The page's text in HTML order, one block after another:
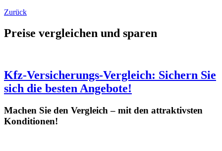
Zurück
Preise vergleichen und sparen
Kfz-Versicherungs-Vergleich: Sichern Sie
sich die besten Angebote!
Machen Sie den Vergleich – mit den attraktivsten
Konditionen!